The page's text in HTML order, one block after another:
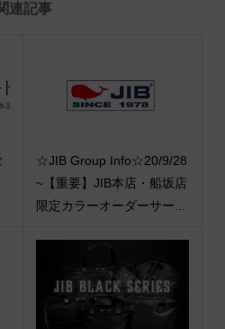
連記事
☆JIB Group Info☆20/9/28
~【重要】JIB本店・船坂店
限定カラーオーダーサー...